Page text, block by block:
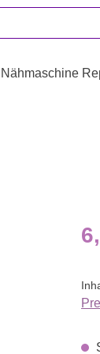
Nähmaschine